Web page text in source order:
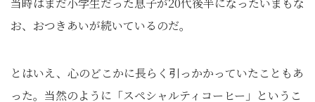
お、おつきあいが続いているのだ。
とはいえ、心のどこかに長らく引っかかっていたこともあ
った。当然のように「スペシャルティコーヒー」というこ